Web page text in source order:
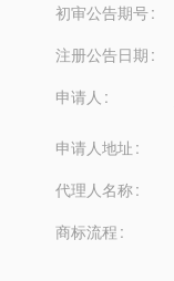
初审公告期号
注册公告日期
申请人
申请人地址
代理人名称
商标流程